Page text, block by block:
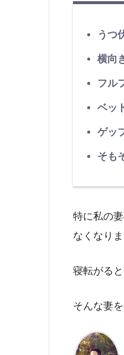
うつ
横向
フル
ベッ
ゲッ
そも
特に私の
なくなりま
寝転がる
そんな妻を